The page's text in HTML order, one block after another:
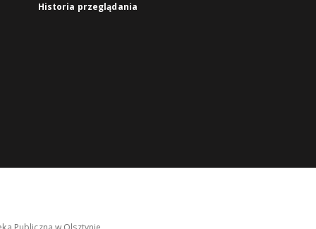
Historia przeglądania